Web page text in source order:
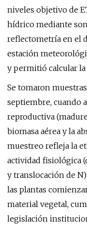
niveles objetivo de
hídrico mediante
reflectometría en el
estación
y permitió calcular la
Se tomaron
septiembre, cuando
reproductiva
biomasa aérea y la
muestreo refleja la
actividad fisiológica
y translocación de
las plantas
material vegetal,
legislación